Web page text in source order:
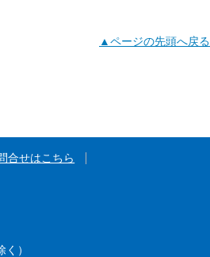
▲ページの先頭へ戻る
合せはこちら
）